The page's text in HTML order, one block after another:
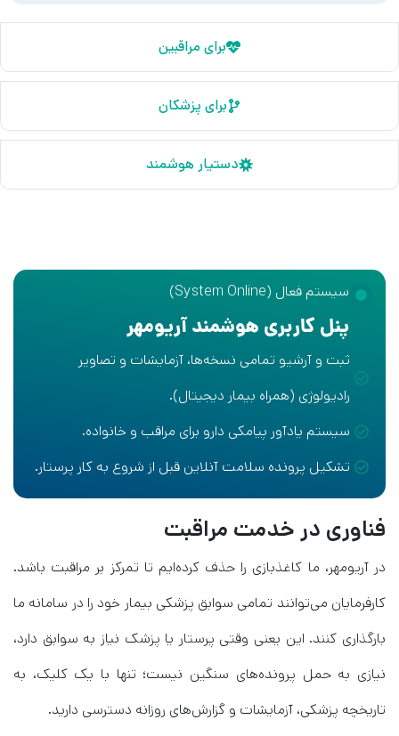
برای مراقبین
برای پزشکان
دستیار هوشمند
سیستم فعال (System Online)
پنل کاربری هوشمند آریومهر
ثبت و آرشیو تمامی نسخه‌ها، آزمایشات و تصاویر
رادیولوژی (همراه بیمار دیجیتال).
سیستم یادآور پیامکی دارو برای مراقب و خانواده.
تشکیل پرونده سلامت آنلاین قبل از شروع به کار پرستار.
فناوری در خدمت مراقبت
در آریومهر، ما کاغذبازی را حذف کرده‌ایم تا تمرکز بر مراقبت باشد.
کارفرمایان می‌توانند تمامی سوابق پزشکی بیمار خود را در سامانه ما
بارگذاری کنند. این یعنی وقتی پرستار یا پزشک نیاز به سوابق دارد،
نیازی به حمل پرونده‌های سنگین نیست؛ تنها با یک کلیک، به
تاریخچه پزشکی، آزمایشات و گزارش‌های روزانه دسترسی دارید.